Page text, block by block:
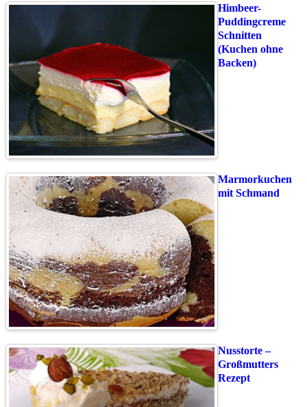
Himbeer-
Puddingcreme
Schnitten
(Kuchen ohne
Backen)
Marmorkuchen
mit Schmand
Nusstorte –
Großmutters
Rezept